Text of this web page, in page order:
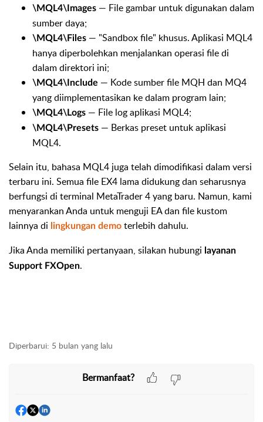
\MQL4\Images — File gambar untuk digunakan dalam
sumber daya;
\MQL4\Files — "Sandbox file" khusus. Aplikasi MQL4
hanya diperbolehkan menjalankan operasi file di
dalam direktori ini;
\MQL4\Include — Kode sumber file MQH dan MQ4
yang diimplementasikan ke dalam program lain;
\MQL4\Logs — File log aplikasi MQL4;
\MQL4\Presets — Berkas preset untuk aplikasi
MQL4.
Selain itu, bahasa MQL4 juga telah dimodifikasi dalam versi
terbaru ini. Semua file EX4 lama didukung dan seharusnya
berfungsi di terminal MetaTrader 4 yang baru. Namun, kami
menyarankan Anda untuk menguji EA dan file kustom
lainnya di lingkungan demo terlebih dahulu.
Jika Anda memiliki pertanyaan, silakan hubungi layanan
Support FXOpen.
Diperbarui: 5 bulan yang lalu
Bermanfaat?